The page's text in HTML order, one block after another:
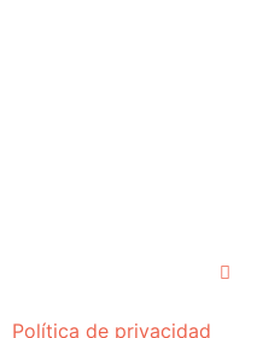
Política de privacidad